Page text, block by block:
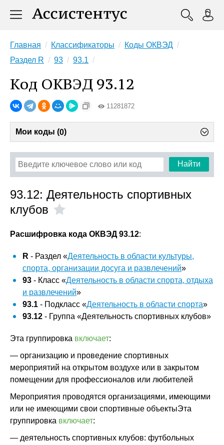
Главная Классификаторы
Коды ОКВЭД
Раздел R
93 93.1
Код ОКВЭД 93.12
11281872
Мои коды (0)
Найти
93.12: Деятельность спортивных
клубов
Расшифровка кода ОКВЭД 93.12:
R - Раздел «Деятельность в области культуры,
спорта, организации досуга и развлечений»
93 - Класс «Деятельность в области спорта, отдыха
и развлечений»
93.1 - Подкласс «Деятельность в области спорта»
93.12 - Группа «Деятельность спортивных клубов»
Эта группировка включает:
— организацию и проведение спортивных
мероприятий на открытом воздухе или в закрытом
помещении для профессионалов или любителей
Мероприятия проводятся организациями, имеющими
или не имеющими свои спортивные объектыЭта
группировка включает:
— деятельность спортивных клубов: футбольных